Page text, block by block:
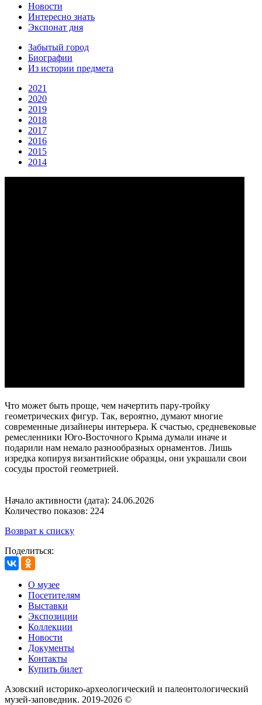
Новости
Интересно знать
Экспонат дня
Забытый город
Биографии
Из истории предмета
2021
2020
2019
2018
2017
2016
2015
2014
Что может быть проще, чем начертить пару-тройку
геометрических фигур. Так, вероятно, думают многие
современные дизайнеры интерьера. К счастью, средневековые
ремесленники Юго-Восточного Крыма думали иначе и
подарили нам немало разнообразных орнаментов. Лишь
изредка копируя византийские образцы, они украшали свои
сосуды простой геометрией.
Начало активности (дата): 24.06.2026
Количество показов: 224
Возврат к списку
Поделиться:
О музее
Посетителям
Выставки
Экспозиции
Коллекции
Новости
Документы
Контакты
Купить билет
Азовский историко‑археологический и палеонтологический
музей‑заповедник. 2019-2026 ©